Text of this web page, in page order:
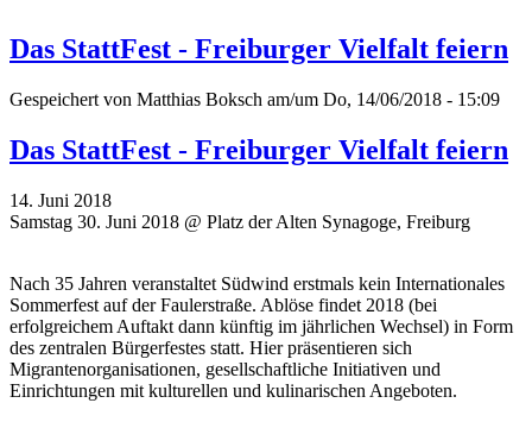
Das StattFest - Freiburger Vielfalt feiern
Gespeichert von Matthias Boksch am/um Do, 14/06/2018 - 15:09
Das StattFest - Freiburger Vielfalt feiern
14. Juni 2018
Samstag 30. Juni 2018 @ Platz der Alten Synagoge, Freiburg
Nach 35 Jahren veranstaltet Südwind erstmals kein Internationales
Sommerfest auf der Faulerstraße. Ablöse findet 2018 (bei
erfolgreichem Auftakt dann künftig im jährlichen Wechsel) in Form
des zentralen Bürgerfestes statt. Hier präsentieren sich
Migrantenorganisationen, gesellschaftliche Initiativen und
Einrichtungen mit kulturellen und kulinarischen Angeboten.